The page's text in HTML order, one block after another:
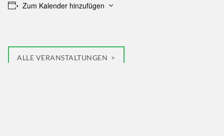
Zum Kalender hinzufügen
ALLE VERANSTALTUNGEN